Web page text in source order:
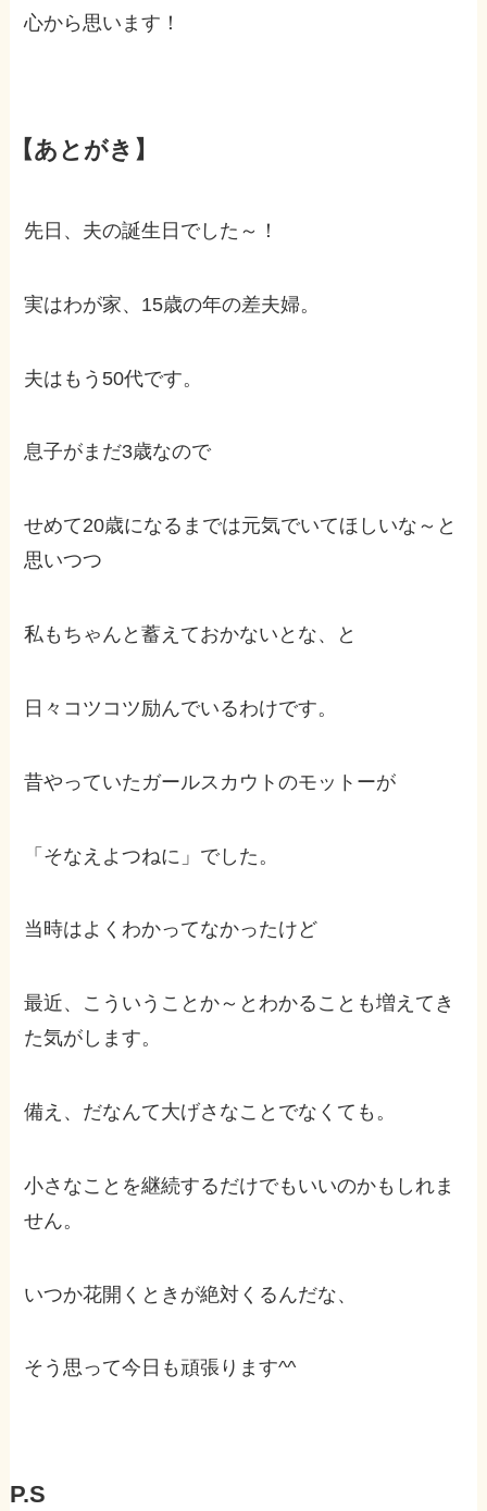
心から思います！
【あとがき】
先日、夫の誕生日でした～！
実はわが家、15歳の年の差夫婦。
夫はもう50代です。
息子がまだ3歳なので
せめて20歳になるまでは元気でいてほしいな～と
思いつつ
私もちゃんと蓄えておかないとな、と
日々コツコツ励んでいるわけです。
昔やっていたガールスカウトのモットーが
「そなえよつねに」でした。
当時はよくわかってなかったけど
最近、こういうことか～とわかることも増えてき
た気がします。
備え、だなんて大げさなことでなくても。
小さなことを継続するだけでもいいのかもしれま
せん。
いつか花開くときが絶対くるんだな、
そう思って今日も頑張ります^^
P.S